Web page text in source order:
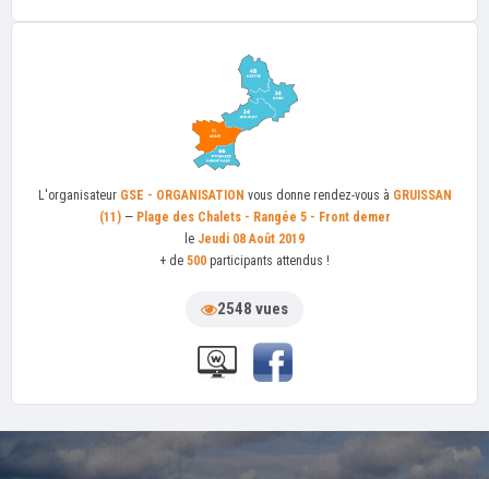
L'organisateur GSE - ORGANISATION vous donne rendez-vous à GRUISSAN
(11)— Plage des Chalets - Rangée 5 - Front demer
le Jeudi 08 Août 2019
+ de 500 participants attendus !
2548 vues